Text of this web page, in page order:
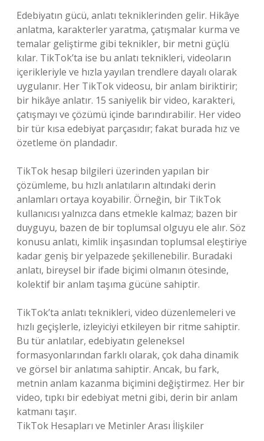
Edebiyatın gücü, anlatı tekniklerinden gelir. Hikâye
anlatma, karakterler yaratma, çatışmalar kurma ve
temalar geliştirme gibi teknikler, bir metni güçlü
kılar. TikTok’ta ise bu anlatı teknikleri, videoların
içerikleriyle ve hızla yayılan trendlere dayalı olarak
uygulanır. Her TikTok videosu, bir anlam biriktirir;
bir hikâye anlatır. 15 saniyelik bir video, karakteri,
çatışmayı ve çözümü içinde barındırabilir. Her video
bir tür kısa edebiyat parçasıdır; fakat burada hız ve
özetleme ön plandadır.
TikTok hesap bilgileri üzerinden yapılan bir
çözümleme, bu hızlı anlatıların altındaki derin
anlamları ortaya koyabilir. Örneğin, bir TikTok
kullanıcısı yalnızca dans etmekle kalmaz; bazen bir
duyguyu, bazen de bir toplumsal olguyu ele alır. Söz
konusu anlatı, kimlik inşasından toplumsal eleştiriye
kadar geniş bir yelpazede şekillenebilir. Buradaki
anlatı, bireysel bir ifade biçimi olmanın ötesinde,
kolektif bir anlam taşıma gücüne sahiptir.
TikTok’ta anlatı teknikleri, video düzenlemeleri ve
hızlı geçişlerle, izleyiciyi etkileyen bir ritme sahiptir.
Bu tür anlatılar, edebiyatın geleneksel
formasyonlarından farklı olarak, çok daha dinamik
ve görsel bir anlatıma sahiptir. Ancak, bu fark,
metnin anlam kazanma biçimini değiştirmez. Her bir
video, tıpkı bir edebiyat metni gibi, derin bir anlam
katmanı taşır.
TikTok Hesapları ve Metinler Arası İlişkiler